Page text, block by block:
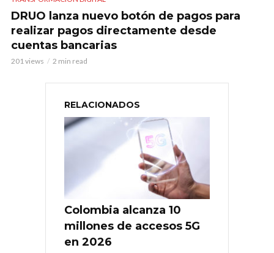
DRUO lanza nuevo botón de pagos para
realizar pagos directamente desde
cuentas bancarias
201 views 2 min read
RELACIONADOS
Colombia alcanza 10
millones de accesos 5G
en 2026